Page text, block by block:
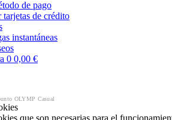
de pago
de crédito
instantáneas
0 0,00 €
OLYMP Casual
que son necesarias para el